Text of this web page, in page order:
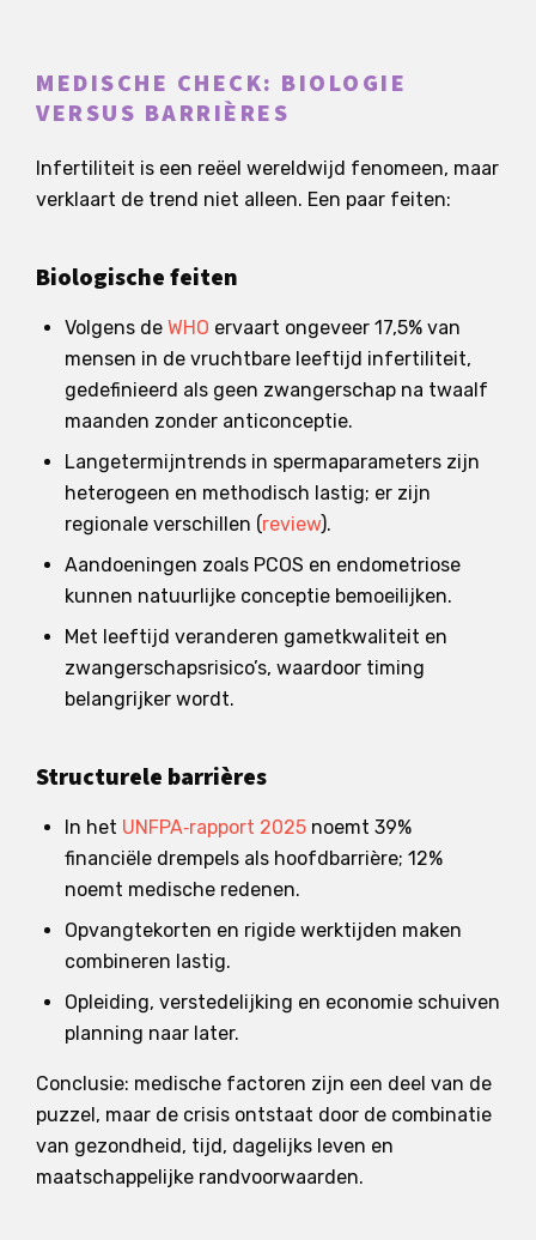
MEDISCHE CHECK: BIOLOGIE
VERSUS BARRIÈRES
Infertiliteit is een reëel wereldwijd fenomeen, maar
verklaart de trend niet alleen. Een paar feiten:
Biologische feiten
Volgens de WHO ervaart ongeveer 17,5% van
mensen in de vruchtbare leeftijd infertiliteit,
gedefinieerd als geen zwangerschap na twaalf
maanden zonder anticonceptie.
Langetermijntrends in spermaparameters zijn
heterogeen en methodisch lastig; er zijn
regionale verschillen (review).
Aandoeningen zoals PCOS en endometriose
kunnen natuurlijke conceptie bemoeilijken.
Met leeftijd veranderen gametkwaliteit en
zwangerschapsrisico’s, waardoor timing
belangrijker wordt.
Structurele barrières
In het UNFPA‑rapport 2025 noemt 39%
financiële drempels als hoofdbarrière; 12%
noemt medische redenen.
Opvangtekorten en rigide werktijden maken
combineren lastig.
Opleiding, verstedelijking en economie schuiven
planning naar later.
Conclusie: medische factoren zijn een deel van de
puzzel, maar de crisis ontstaat door de combinatie
van gezondheid, tijd, dagelijks leven en
maatschappelijke randvoorwaarden.